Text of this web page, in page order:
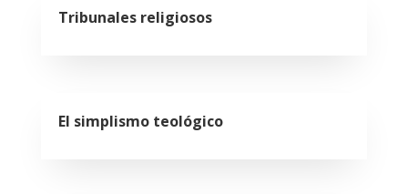
Tribunales religiosos
El simplismo teológico